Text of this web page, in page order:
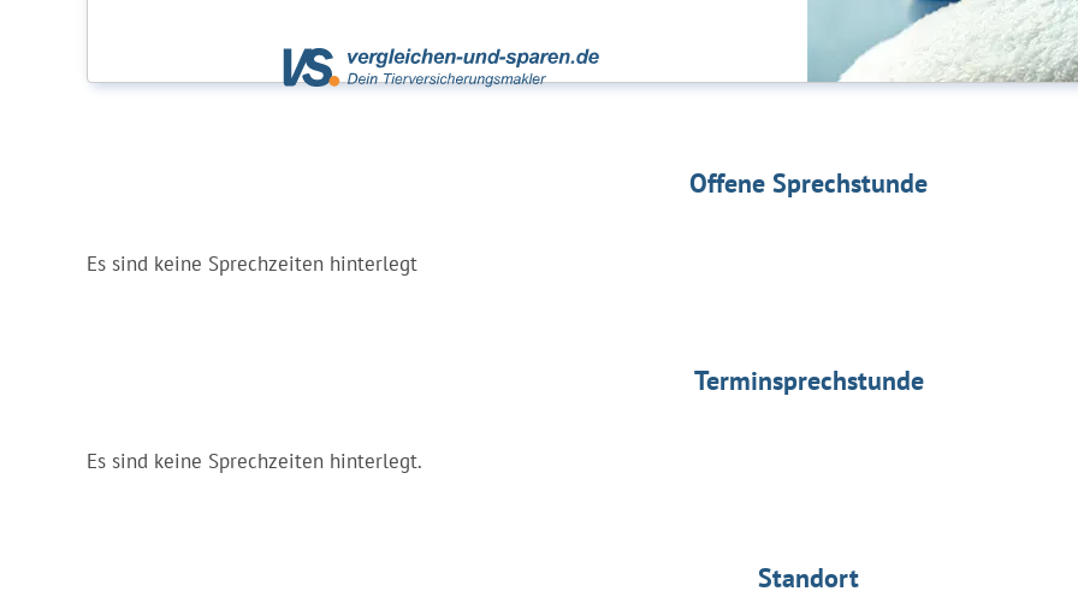
Offene Sprechstunde
Es sind keine Sprechzeiten hinterlegt
Terminsprechstunde
Es sind keine Sprechzeiten hinterlegt.
Standort